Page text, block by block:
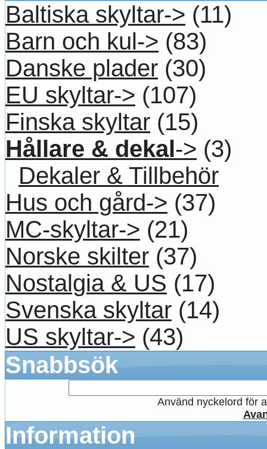
Baltiska skyltar-> (11)
Barn och kul-> (83)
Danske plader (30)
EU skyltar-> (107)
Finska skyltar (15)
Hållare & dekal-> (3)
Dekaler & Tillbehör
Hus och gård-> (37)
MC-skyltar-> (21)
Norske skilter (37)
Nostalgia & US (17)
Svenska skyltar (14)
US skyltar-> (43)
Snabbsök
Använd nyckelord för
Information